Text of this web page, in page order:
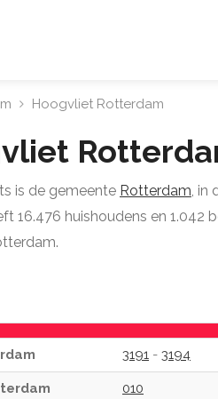
Hoogvliet Rotterdam
is de gemeente Rotterdam, in
16.476 huishoudens en
3191 - 3194
010